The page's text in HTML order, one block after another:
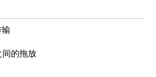
输
的拖放